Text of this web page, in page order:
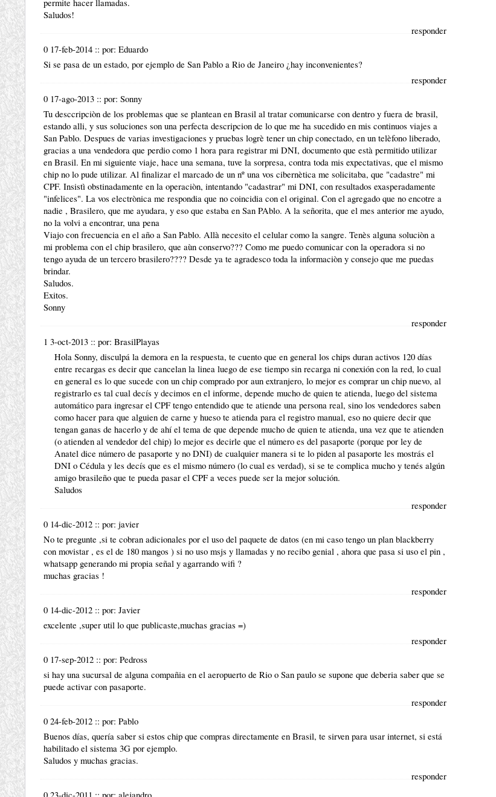
Saludos!
responder
0 17-feb-2014 :: por: Eduardo
Si se pasa de un estado, por ejemplo de San Pablo a Rio de Janeiro ¿hay inconvenientes?
responder
0 17-ago-2013 :: por: Sonny
Tu desccripciòn de los problemas que se plantean en Brasil al tratar comunicarse con dentro y fuera de brasil,
estando alli, y sus soluciones son una perfecta descripcion de lo que me ha sucedido en mis continuos viajes a
San Pablo. Despues de varias investigaciones y pruebas logrè tener un chip conectado, en un telèfono liberado,
gracias a una vendedora que perdio como 1 hora para registrar mi DNI, documento que està permitido utilizar
en Brasil. En mi siguiente viaje, hace una semana, tuve la sorpresa, contra toda mis expectativas, que el mismo
chip no lo pude utilizar. Al finalizar el marcado de un nº una vos cibernètica me solicitaba, que "cadastre" mi
CPF. Insistì obstinadamente en la operaciòn, intentando "cadastrar" mi DNI, con resultados exasperadamente
"infelices". La vos electrònica me respondia que no coincidia con el original. Con el agregado que no encotre a
nadie , Brasilero, que me ayudara, y eso que estaba en San PAblo. A la señorita, que el mes anterior me ayudo,
no la volvi a encontrar, una pena
Viajo con frecuencia en el año a San Pablo. Allà necesito el celular como la sangre. Tenès alguna soluciòn a
mi problema con el chip brasilero, que aùn conservo??? Como me puedo comunicar con la operadora si no
tengo ayuda de un tercero brasilero???? Desde ya te agradesco toda la informaciòn y consejo que me puedas
brindar.
Saludos.
Exitos.
Sonny
responder
1 3-oct-2013 :: por: BrasilPlayas
Hola Sonny, disculpá la demora en la respuesta, te cuento que en general los chips duran activos 120 días
entre recargas es decir que cancelan la linea luego de ese tiempo sin recarga ni conexión con la red, lo cual
en general es lo que sucede con un chip comprado por aun extranjero, lo mejor es comprar un chip nuevo, al
registrarlo es tal cual decís y decimos en el informe, depende mucho de quien te atienda, luego del sistema
automático para ingresar el CPF tengo entendido que te atiende una persona real, sino los vendedores saben
como hacer para que alguien de carne y hueso te atienda para el registro manual, eso no quiere decir que
tengan ganas de hacerlo y de ahí el tema de que depende mucho de quien te atienda, una vez que te atienden
(o atienden al vendedor del chip) lo mejor es decirle que el número es del pasaporte (porque por ley de
Anatel dice número de pasaporte y no DNI) de cualquier manera si te lo piden al pasaporte les mostrás el
DNI o Cédula y les decís que es el mismo número (lo cual es verdad), si se te complica mucho y tenés algún
amigo brasileño que te pueda pasar el CPF a veces puede ser la mejor solución.
Saludos
responder
0 14-dic-2012 :: por: javier
No te pregunte ,si te cobran adicionales por el uso del paquete de datos (en mi caso tengo un plan blackberry
con movistar , es el de 180 mangos ) si no uso msjs y llamadas y no recibo genial , ahora que pasa si uso el pin ,
whatsapp generando mi propia señal y agarrando wifi ?
muchas gracias !
responder
0 14-dic-2012 :: por: Javier
excelente ,super util lo que publicaste,muchas gracias =)
responder
0 17-sep-2012 :: por: Pedross
si hay una sucursal de alguna compañia en el aeropuerto de Rio o San paulo se supone que deberia saber que se
puede activar con pasaporte.
responder
0 24-feb-2012 :: por: Pablo
Buenos días, quería saber si estos chip que compras directamente en Brasil, te sirven para usar internet, si está
habilitado el sistema 3G por ejemplo.
Saludos y muchas gracias.
responder
0 23-dic-2011 :: por: alejandro